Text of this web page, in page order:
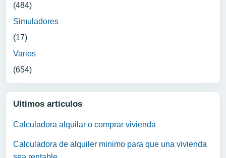
(484)
Simuladores
(17)
Varios
(654)
Ultimos articulos
Calculadora alquilar o comprar vivienda
Calculadora de alquiler minimo para que una vivienda